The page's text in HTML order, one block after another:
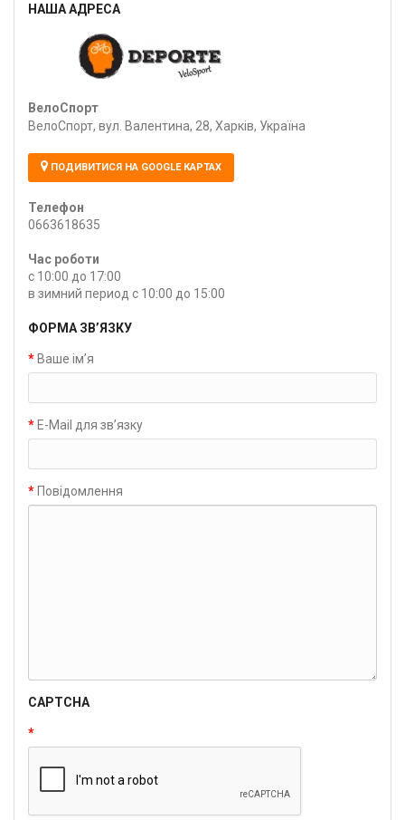
НАША АДРЕСА
ВелоСпорт
ВелоСпорт, вул. Валентина, 28, Харків, Україна
ПОДИВИТИСЯ НА GOOGLE КАРТАХ
Телефон
0663618635
Час роботи
с 10:00 до 17:00
в зимний период с 10:00 до 15:00
ФОРМА ЗВ’ЯЗКУ
Ваше ім’я
E-Mail для зв’язку
Повідомлення
CAPTCHA